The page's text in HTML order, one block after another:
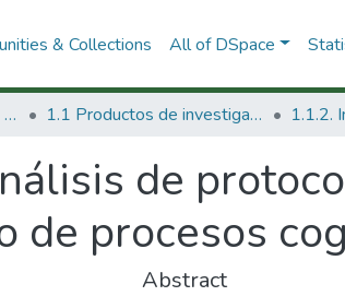
& Collections All of DSpace
1. Investigación Financiada con Recursos Públicos 1.1 Productos de investigación 1.1.2.
de
de procesos
Abstract